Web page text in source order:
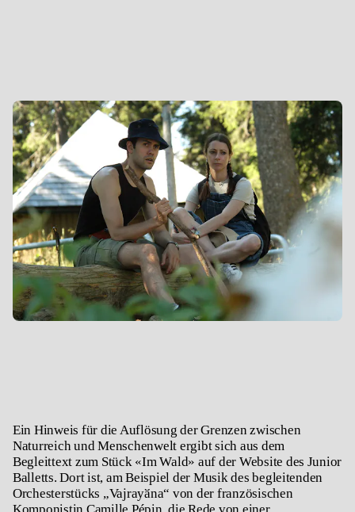
Ein Hinweis für die Auflösung der Grenzen zwischen
Naturreich und Menschenwelt ergibt sich aus dem
Begleittext zum Stück «Im Wald» auf der Website des Junior
Balletts. Dort ist, am Beispiel der Musik des begleitenden
Orchesterstücks „Vajrayӑna“ von der französischen